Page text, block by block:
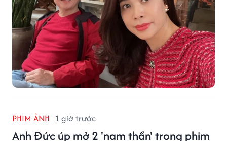
PHIM ẢNH 1 giờ trước
Anh Đức úp mở 2 'nam thần' trong phim